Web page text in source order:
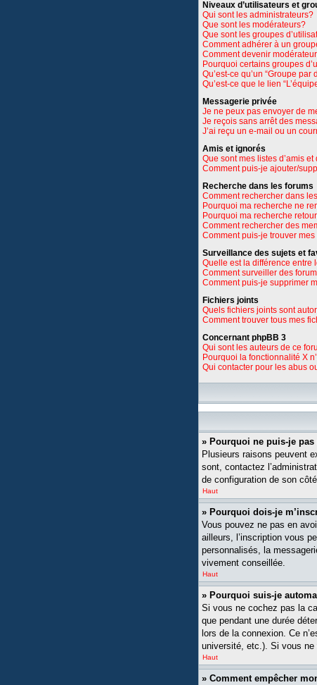
Niveaux d’utilisateurs et
Qui sont les administrateurs?
Que sont les modérateurs?
Que sont les groupes
Comment adhérer à un
Comment devenir
Pourquoi certains groupes
Qu’est-ce qu’un “Groupe par
Qu’est-ce que le lien
Messagerie privée
Je ne peux pas envoyer de
Je reçois sans arrêt des
J’ai reçu un e-mail ou un
Amis et ignorés
Que sont mes listes d’amis et
Comment puis-je ajouter/
Recherche dans les forums
Comment rechercher dans
Pourquoi ma recherche ne
Pourquoi ma recherche
Comment rechercher des
Comment puis-je trouver
Surveillance des sujets et
Quelle est la différence entre
Comment surveiller des
Comment puis-je supprimer
Fichiers joints
Quels fichiers joints sont
Comment trouver tous mes
Concernant phpBB 3
Qui sont les auteurs de ce
Pourquoi la fonctionnalité X
Qui contacter pour les abus
» Pourquoi ne puis-je pas
Plusieurs raisons peuvent
sont, contactez
de configuration de son
Haut
» Pourquoi dois-je
Vous pouvez ne pas en
ailleurs, l’inscription vous
personnalisés, la
vivement conseillée.
Haut
» Pourquoi suis-je
Si vous ne cochez pas la
que pendant une durée
lors de la connexion. Ce
université, etc.). Si vous ne
Haut
» Comment empêcher